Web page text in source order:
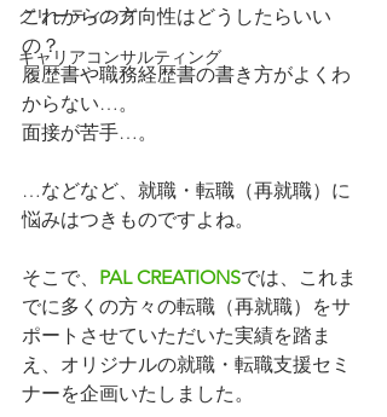
グリーティング
キャリアコンサルティング
これからの方向性はどうしたらいい
の？
履歴書や職務経歴書の書き方がよくわ
からない…。
面接が苦手…。
…などなど、就職・転職（再就職）に
悩みはつきものですよね。
そこで、 PAL CREATIONSでは、これま
でに多くの方々の転職（再就職）をサ
ポートさせていただいた実績を踏ま
え、オリジナルの就職・転職支援セミ
ナーを企画いたしました。